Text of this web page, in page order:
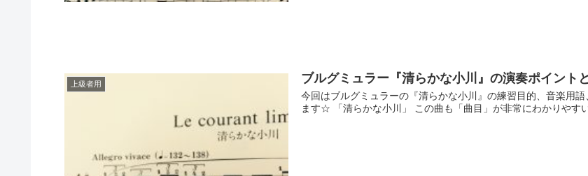
上級者用 ブルグミュラー『清らかな小川』の演奏ポイント
今回はブルグミュラーの『清らかな小川』の練習目的、音楽用
ます☆ 「清らかな小川」 この曲も「曲目」が非常にわかりやす